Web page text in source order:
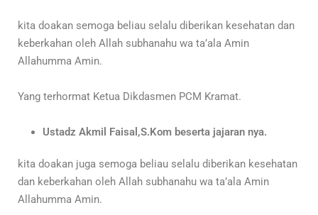
kita doakan semoga beliau selalu diberikan kesehatan dan
keberkahan oleh Allah subhanahu wa ta’ala Amin
Allahumma Amin.
Yang terhormat Ketua Dikdasmen PCM Kramat.
Ustadz Akmil Faisal,S.Kom beserta jajaran nya.
kita doakan juga semoga beliau selalu diberikan kesehatan
dan keberkahan oleh Allah subhanahu wa ta’ala Amin
Allahumma Amin.